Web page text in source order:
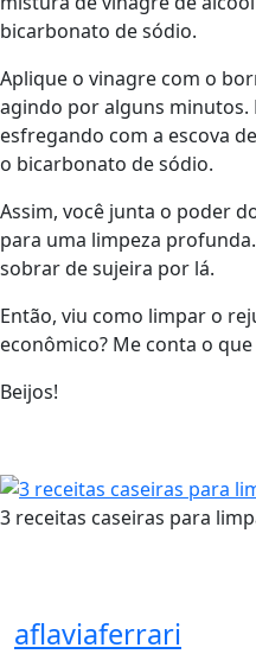
bicarbonato de sódio.
Aplique o vinagre com o
agindo por alguns minutos.
esfregando com a escova
o bicarbonato de sódio.
Assim, você junta o poder
para uma limpeza
sobrar de sujeira por lá.
Então, viu como limpar o
econômico? Me conta o
Beijos!
3 receitas caseiras para
aflaviaferrari